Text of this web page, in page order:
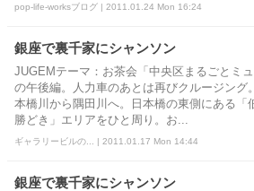
pop-life-worksブログ | 2011.01.24 Mon 16:24
銀座で裏千家にシャンソン
JUGEMテーマ：お茶会「中央区まるごとミュ
の午後編。人力車のあとは再びクルージング
本橋川から隅田川へ。日本橋の東側にある「
勝どき」エリアをひと周り。お...
ギャラリービルの... | 2011.01.17 Mon 14:44
銀座で裏千家にシャンソン